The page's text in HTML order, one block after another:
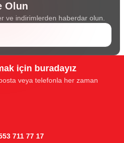
Olun
ve indirimlerden haberdar olun.
için buradayız
veya telefonla her zaman
711 77 17